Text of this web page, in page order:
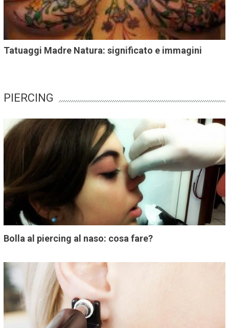
Tatuaggi Madre Natura: significato e immagini
PIERCING
Bolla al piercing al naso: cosa fare?